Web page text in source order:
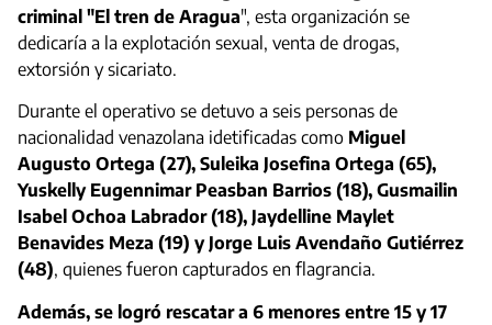
criminal "El tren de Aragua", esta organización se
dedicaría a la explotación sexual, venta de drogas,
extorsión y sicariato.
Durante el operativo se detuvo a seis personas de
nacionalidad venazolana idetificadas como Miguel
Augusto Ortega (27), Suleika Josefina Ortega (65),
Yuskelly Eugennimar Peasban Barrios (18), Gusmailin
Isabel Ochoa Labrador (18), Jaydelline Maylet
Benavides Meza (19) y Jorge Luis Avendaño Gutiérrez
(48), quienes fueron capturados en flagrancia.
Además, se logró rescatar a 6 menores entre 15 y 17